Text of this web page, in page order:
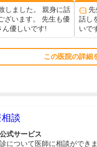
しました。 親身に話
ざいます。 先生も優
ん優しいです!
先
話し
いで
この医院の詳細
談
式サービス
について医師に相談ができま